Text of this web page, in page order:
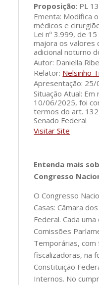
Proposição: PL
Ementa: Modifica
médicos e
Lei nº 3.999, de
majora os valores
adicional noturno
Autor: Daniella
Relator: Nelsinho
Apresentação:
Situação Atual:
10/06/2025, foi
termos do art.
Senado Federal
Visitar Site
Entenda mais
Congresso
O Congresso
Casas: Câmara
Federal. Cada
Comissões
Temporárias, com
fiscalizadoras, na
Constituição
Internos. No